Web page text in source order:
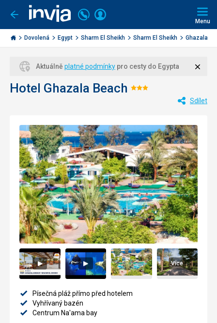
Jít
zpět
Invia.cz
Volejte
226
000
284
Přihlásit
Menu
Dovolená Egypt Sharm El Sheikh Sharm El Sheikh Ghazala
Aktuálně platné podmínky pro cesty do Egypta
Hotel Ghazala Beach Hodnocení:
Sdílet
Více
Písečná pláž přímo před hotelem
Vyhřívaný bazén
Centrum Na'ama bay